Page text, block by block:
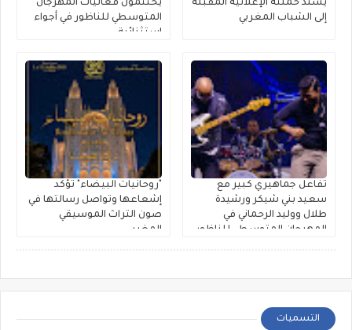
يُسند حملته الإعلانية المقبلة
إلى الشباب المغربي
يختتمون فعاليات المهرجان
المتوسطي للناظور في أجواء
استثنائية
تفاعل جماهيري كبير مع
سعيد بني شيكر ورشيدة
طلال ووليد الرحماني في
المهرجان المتوسطي للناظور
"روحانيات البيضاء" تؤكد
إشعاعها وتواصل رسالتها في
صون التراث الموسيقي
المغربي
التسميات